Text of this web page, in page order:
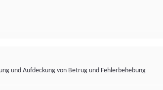
und Aufdeckung von Betrug und Fehlerbehebung